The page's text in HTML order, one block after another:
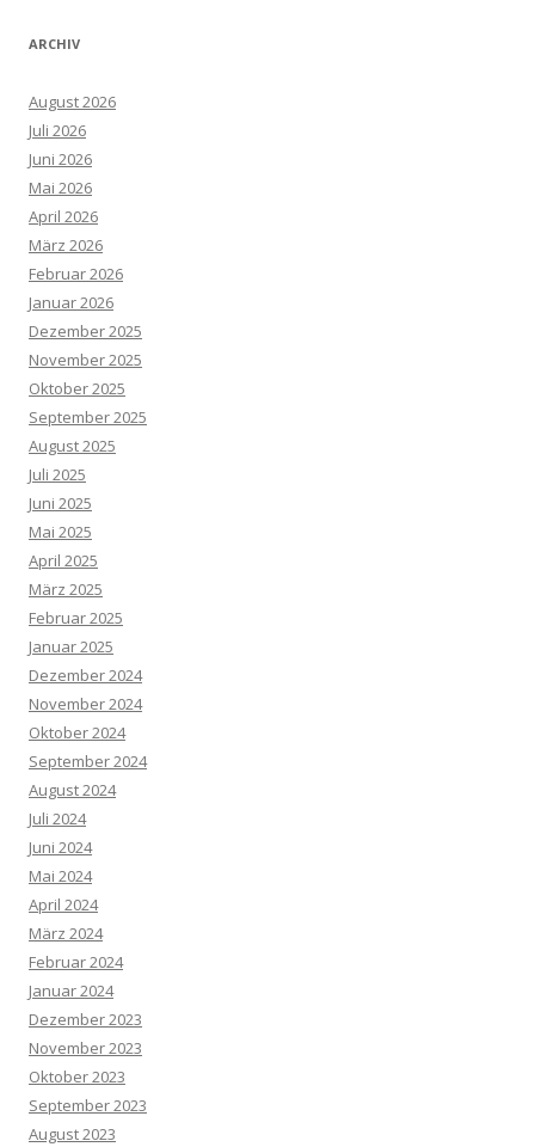
ARCHIV
August 2026
Juli 2026
Juni 2026
Mai 2026
April 2026
März 2026
Februar 2026
Januar 2026
Dezember 2025
November 2025
Oktober 2025
September 2025
August 2025
Juli 2025
Juni 2025
Mai 2025
April 2025
März 2025
Februar 2025
Januar 2025
Dezember 2024
November 2024
Oktober 2024
September 2024
August 2024
Juli 2024
Juni 2024
Mai 2024
April 2024
März 2024
Februar 2024
Januar 2024
Dezember 2023
November 2023
Oktober 2023
September 2023
August 2023